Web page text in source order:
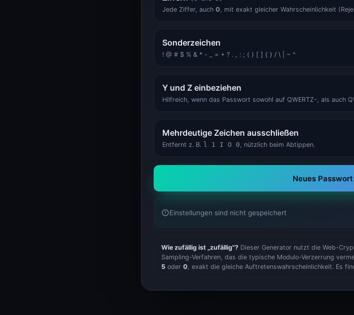
Stromkosten-Rechner
Jede Ziffer, auch 0, mit exakt gleicher Wahrscheinlichkeit
Sonderzeichen
! @ # $ % & * - _ = + ? . , : ; ( ) [ ] { } / \ | ~ ^
Y und Z einbeziehen
Hilfreich, wenn das Passwort sowohl auf QWERTZ-, als auch
Mehrdeutige Zeichen ausschließen
Entfernt z. B. l 1 I O 0, nützlich beim Abtippen.
Neues
Einstellungen sind nicht gespeichert
Wie zufällig ist „zufällig"? Dieser Generator nutzt die Web-
Sampling-Verfahren, das die typische Modulo-Verzerrung
5 oder 0, exakt die gleiche Auftretenswahrscheinlichkeit. Es